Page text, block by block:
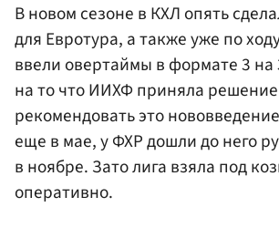
В новом сезоне в КХЛ опять
для Евротура, а также уже по
ввели овертаймы в формате 3 на
на то что ИИХФ приняла решение
рекомендовать это
еще в мае, у ФХР дошли до него
в ноябре. Зато лига взяла под
оперативно.